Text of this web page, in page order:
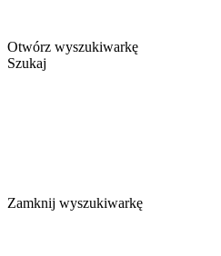
Otwórz wyszukiwarkę
Szukaj
Zamknij wyszukiwarkę